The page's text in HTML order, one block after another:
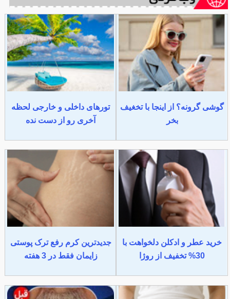
گوشی گرونه؟ از اینجا با تخغیف
بخر
تورهای داخلی و خارجی لحظه
آخری رو از دست نده
خرید عطر و ادکلن دلخواهت با
30% تخفیف از روژا
جدیدترین کرم رفع ترک پوستی
زایمان فقط در 3 هفته